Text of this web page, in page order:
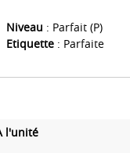
Niveau : Parfait (P)
Etiquette : Parfaite
l'unité